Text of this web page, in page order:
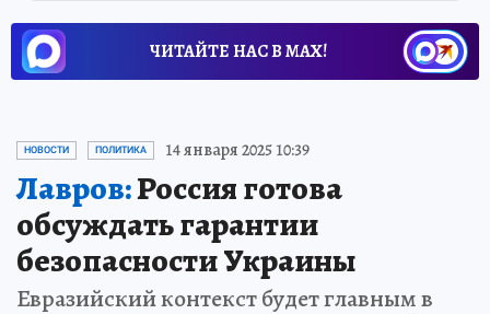
ЧИТАЙТЕ НАС В МАХ!
НОВОСТИ ПОЛИТИКА 14 января 2025 10:39
Лавров:Россия готова
обсуждать гарантии
безопасности Украины
Евразийский контекст будет главным в